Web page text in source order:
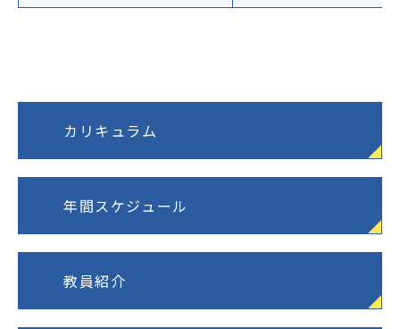
カリキュラム
年間スケジュール
教員紹介